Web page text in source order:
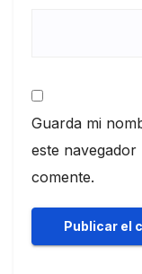
Guarda mi
este
comente.